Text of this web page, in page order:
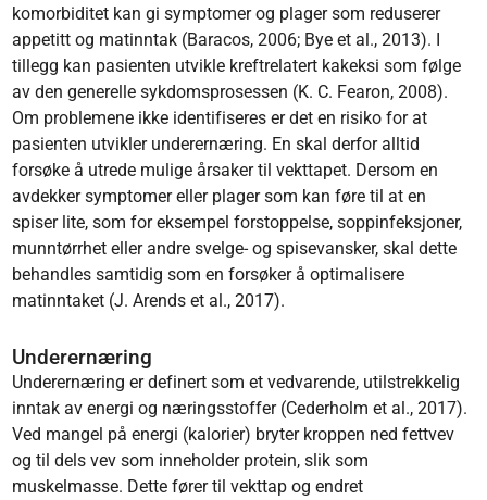
komorbiditet kan gi symptomer og plager som reduserer
appetitt og matinntak (Baracos, 2006; Bye et al., 2013). I
tillegg kan pasienten utvikle kreftrelatert kakeksi som følge
av den generelle sykdomsprosessen (K. C. Fearon, 2008).
Om problemene ikke identifiseres er det en risiko for at
pasienten utvikler underernæring. En skal derfor alltid
forsøke å utrede mulige årsaker til vekttapet. Dersom en
avdekker symptomer eller plager som kan føre til at en
spiser lite, som for eksempel forstoppelse, soppinfeksjoner,
munntørrhet eller andre svelge- og spisevansker, skal dette
behandles samtidig som en forsøker å optimalisere
matinntaket (J. Arends et al., 2017).
Underernæring
Underernæring er definert som et vedvarende, utilstrekkelig
inntak av energi og nærings­stoffer (Cederholm et al., 2017).
Ved mangel på energi (kalorier) bryter kroppen ned fettvev
og til dels vev som inneholder protein, slik som
muskelmasse. Dette fører til vekttap og endret